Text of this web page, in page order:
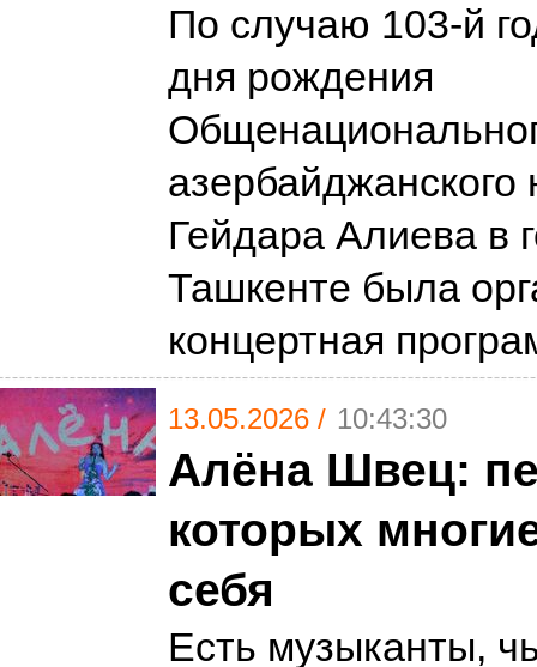
По случаю 103-й
дня рождения
азербайджанского
Гейдара Алиева в
Ташкенте была
концертная
13.05.2026 / 10:43:30
Алёна Швец:
которых
себя
Есть музыканты,